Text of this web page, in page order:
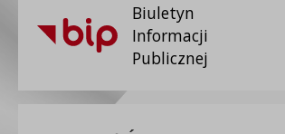
Biuletyn
Informacji
Publicznej